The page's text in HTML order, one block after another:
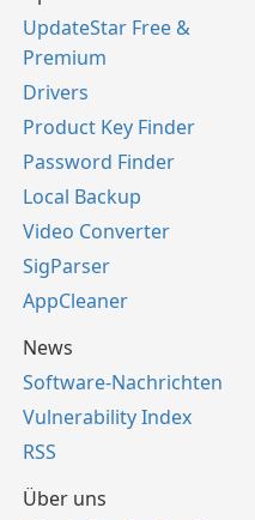
UpdateStar Free &
Premium
Drivers
Product Key Finder
Password Finder
Local Backup
Video Converter
SigParser
AppCleaner
News
Software-Nachrichten
Vulnerability Index
RSS
Über uns